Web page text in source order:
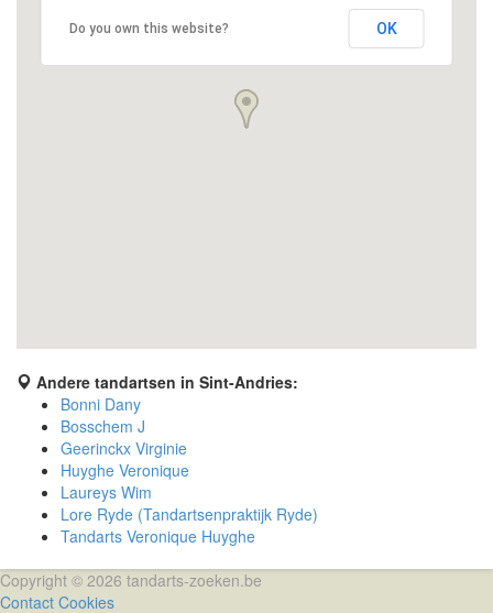
Do you own this website? OK
Andere tandartsen in Sint-Andries:
Bonni Dany
Bosschem J
Geerinckx Virginie
Huyghe Veronique
Laureys Wim
Lore Ryde (Tandartsenpraktijk Ryde)
Tandarts Veronique Huyghe
Copyright © 2026 tandarts-zoeken.be
Contact Cookies